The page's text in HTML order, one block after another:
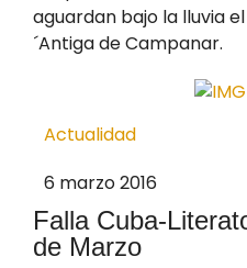
aguardan bajo la lluvia
´Antiga de Campanar.
Actualidad
6 marzo 2016
Falla Cuba-
de Marzo